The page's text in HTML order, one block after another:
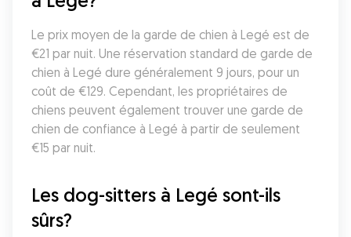
Le prix moyen de la garde de chien à Legé est de
€21 par nuit. Une réservation standard de garde de
chien à Legé dure généralement 9 jours, pour un
coût de €129. Cependant, les propriétaires de
chiens peuvent également trouver une garde de
chien de confiance à Legé à partir de seulement
€15 par nuit.
Les dog-sitters à Legé sont-ils
sûrs?